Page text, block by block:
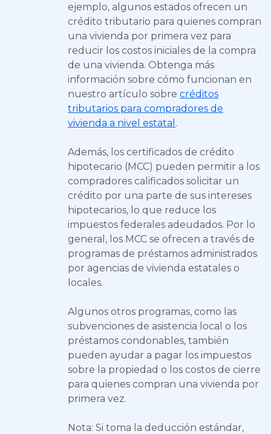
ejemplo, algunos estados ofrecen un
crédito tributario para quienes compran
una vivienda por primera vez para
reducir los costos iniciales de la compra
de una vivienda. Obtenga más
información sobre cómo funcionan en
nuestro artículo sobre créditos
tributarios para compradores de
vivienda a nivel estatal .
Además, los certificados de crédito
hipotecario (MCC) pueden permitir a los
compradores calificados solicitar un
crédito por una parte de sus intereses
hipotecarios, lo que reduce los
impuestos federales adeudados. Por lo
general, los MCC se ofrecen a través de
programas de préstamos administrados
por agencias de vivienda estatales o
locales.
Algunos otros programas, como las
subvenciones de asistencia local o los
préstamos condonables, también
pueden ayudar a pagar los impuestos
sobre la propiedad o los costos de cierre
para quienes compran una vivienda por
primera vez.
Nota: Si toma la deducción estándar,